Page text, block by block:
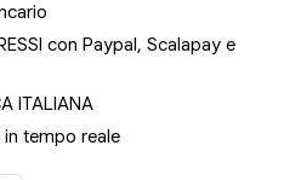
con Paypal, Scalapay e
ITALIANA
in tempo reale